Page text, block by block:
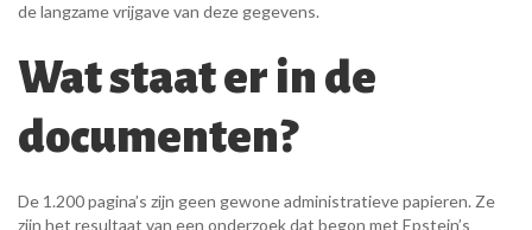
de langzame vrijgave van deze gegevens.
Wat staat er in de
documenten?
De 1.200 pagina’s zijn geen gewone administratieve papieren. Ze
zijn het resultaat van een onderzoek dat begon met Epstein’s